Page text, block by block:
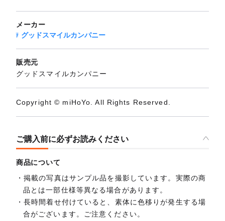
メーカー
グッドスマイルカンパニー
販売元
グッドスマイルカンパニー
Copyright © miHoYo. All Rights Reserved.
ご購入前に必ずお読みください
商品について
掲載の写真はサンプル品を撮影しています。実際の商
品とは一部仕様等異なる場合があります。
長時間着せ付けていると、素体に色移りが発生する場
合がございます。ご注意ください。